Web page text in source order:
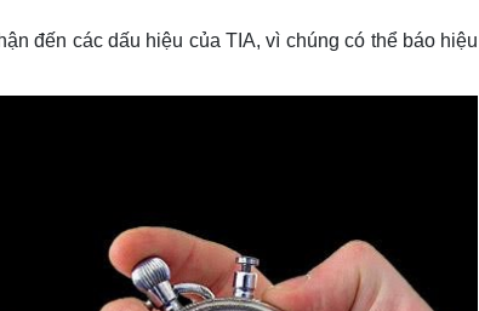
đến các dấu hiệu của TIA, vì chúng có thể báo hiệu